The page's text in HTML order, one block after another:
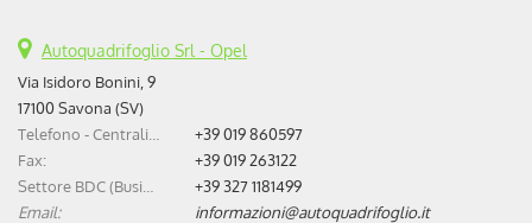
Autoquadrifoglio Srl - Opel
Via Isidoro Bonini, 9
17100 Savona (SV)
+39 019 860597
Fax:
+39 019 263122
+39 327 1181499
Email:
informazioni@autoquadrifoglio.it